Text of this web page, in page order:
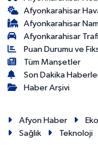
Afyonkarahisar
Afyonkarahisar
Afyonkarahisar
Puan Durumu ve
Tüm Manşetler
Son Dakika
Haber Arşivi
Afyon Haber
Sağlık
Teknoloji